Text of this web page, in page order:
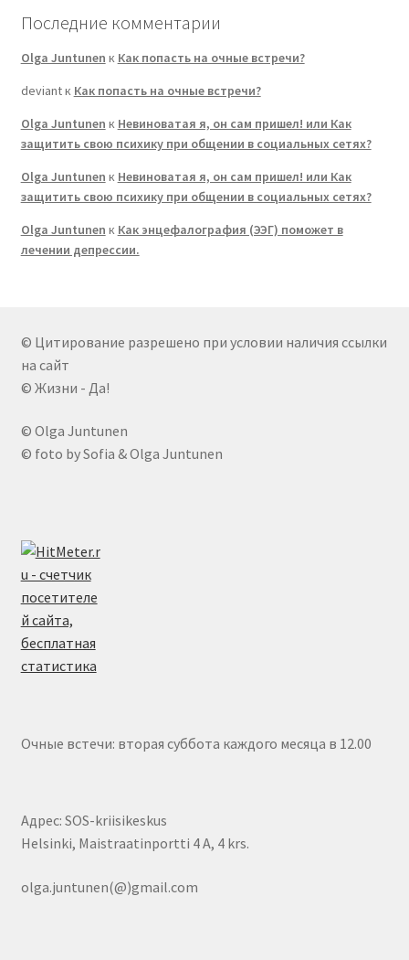
Последние комментарии
Olga Juntunen к Как попасть на очные встречи?
deviantк Как попасть на очные встречи?
Olga Juntunen к Невиноватая я, он сам пришел! или Как
защитить свою психику при общении в социальных сетях?
Olga Juntunen к Невиноватая я, он сам пришел! или Как
защитить свою психику при общении в социальных сетях?
Olga Juntunen к Как энцефалография (ЭЭГ) поможет в
лечении депрессии.
© Цитирование разрешено при условии наличия ссылки
на сайт
© Жизни - Да!
© Olga Juntunen
© foto by Sofia & Olga Juntunen
Очные встечи: вторая суббота каждого месяца в 12.00
Адрес: SOS-kriisikeskus
Helsinki, Maistraatinportti 4 A, 4 krs.
olga.juntunen(@)gmail.com